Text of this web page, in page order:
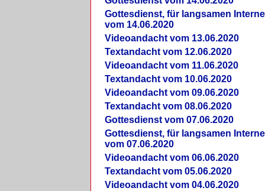
Gottesdienst, für langsamen
vom 14.06.2020
Videoandacht vom 13.06.2020
Textandacht vom 12.06.2020
Videoandacht vom 11.06.2020
Textandacht vom 10.06.2020
Videoandacht vom 09.06.2020
Textandacht vom 08.06.2020
Gottesdienst vom 07.06.2020
Gottesdienst, für langsamen
vom 07.06.2020
Videoandacht vom 06.06.2020
Textandacht vom 05.06.2020
Videoandacht vom 04.06.2020